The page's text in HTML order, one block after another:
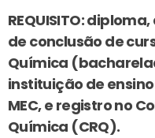
REQUISITO:
de conclusão de
Química
instituição de
MEC, e registro no
Química (CRQ).